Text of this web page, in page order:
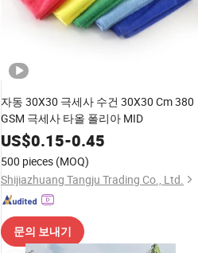
자동 30X30 극세사 수건 30X30 Cm 380
GSM 극세사 타올 폴리아 MID
US$0.15-0.45
500 pieces (MOQ)
Shijiazhuang Tangju Trading Co., Ltd.
문의 보내기